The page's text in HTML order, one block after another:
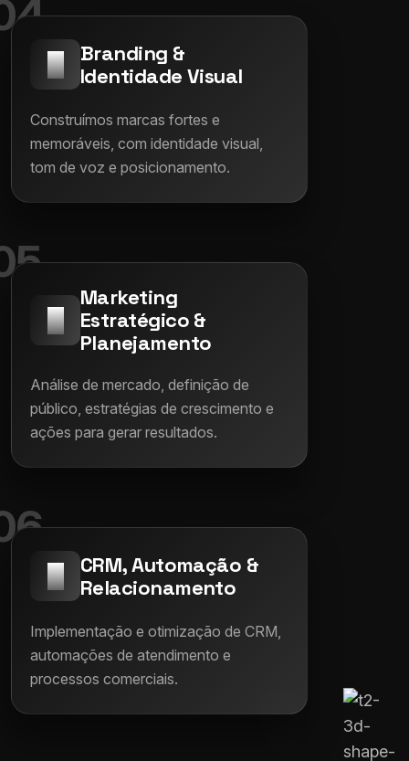
Branding &
Identidade Visual
Construímos marcas fortes e
memoráveis, com identidade visual,
tom de voz e posicionamento.
Marketing
Estratégico &
Planejamento
Análise de mercado, definição de
público, estratégias de crescimento e
ações para gerar resultados.
CRM, Automação &
Relacionamento
Implementação e otimização de CRM,
automações de atendimento e
processos comerciais.